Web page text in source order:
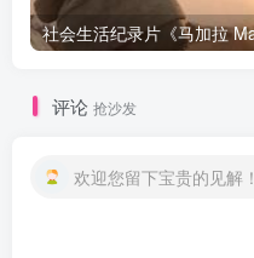
评论 抢沙发
欢迎您留下宝贵的见解！